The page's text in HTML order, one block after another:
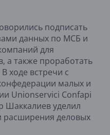
подписать
данных по МСБ и
для
а также проработать
ходе встречи с
малых и
Unionservici Confapi
Шаккалиев уделил
расширения деловых